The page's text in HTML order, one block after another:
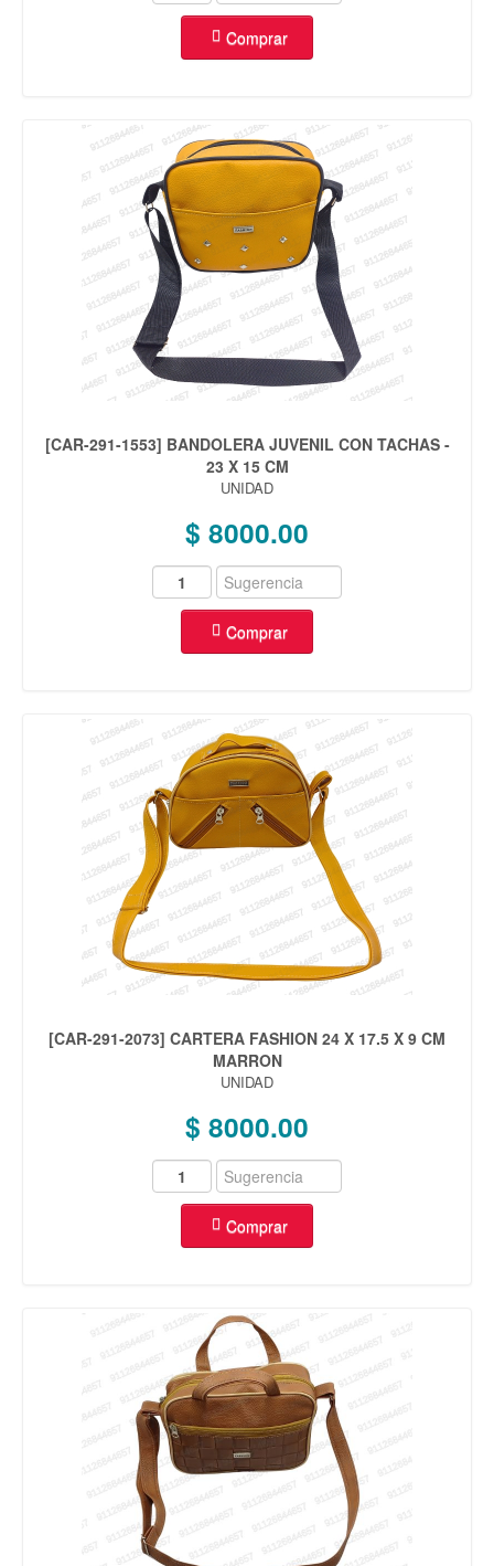
Comprar
[CAR-291-1553] BANDOLERA JUVENIL CON TACHAS -
23 X 15 CM
UNIDAD
$ 8000.00
Comprar
[CAR-291-2073] CARTERA FASHION 24 X 17.5 X 9 CM
MARRON
UNIDAD
$ 8000.00
Comprar